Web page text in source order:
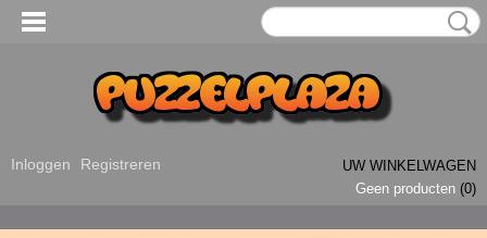
Inloggen Registreren
UW WINKELWAGEN
Geen producten (0)